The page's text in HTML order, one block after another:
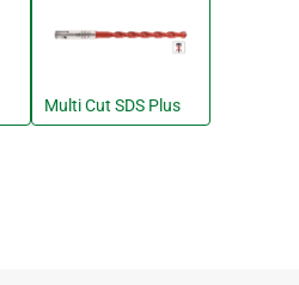
Multi Cut SDS Plus